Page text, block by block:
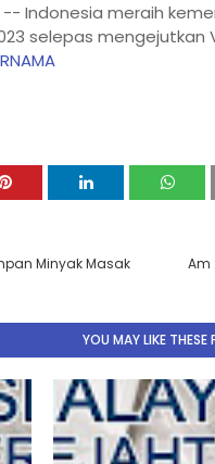
-- Indonesia meraih
selepas
Am
Minyak Masak
YOU MAY LIKE THESE